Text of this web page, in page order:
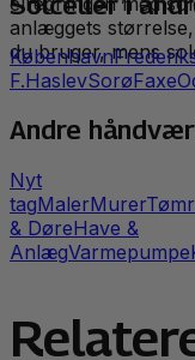
anlæggets
du bruger, mens
København
F.HaslevSorøFaxe
Andre
Nyt
tagMalerMurer
& DøreHave &
AnlægVarmepumpe